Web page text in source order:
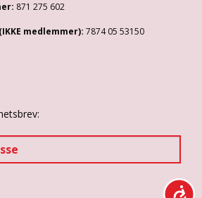
871 275 602
medlemmer): 7874 05 53150